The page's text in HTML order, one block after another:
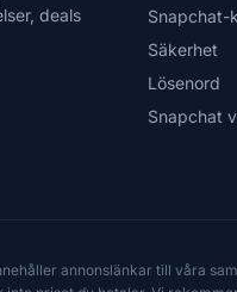
deals
Snapchat-
Säkerhet
Lösenord
Snapchat
annonslänkar till våra